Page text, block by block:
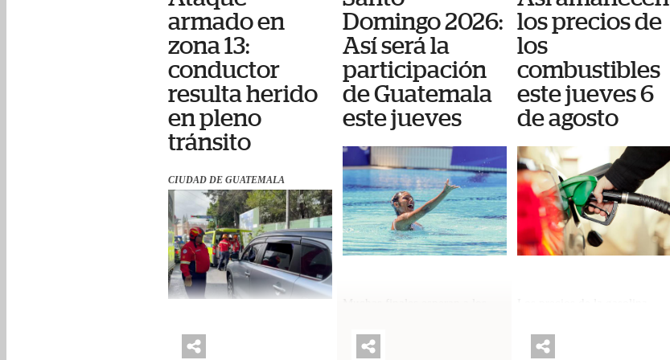
armado en
zona 13:
conductor
resulta herido
en pleno
tránsito
CIUDAD DE GUATEMALA
La víctima se conducía en su
Domingo 2026:
Así será la
participación
de Guatemala
este jueves
agosto en las distintas
los precios de
los
combustibles
este jueves 6
de agosto
mientras que el diésel se